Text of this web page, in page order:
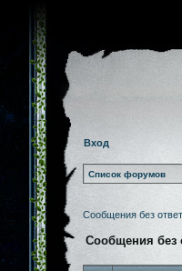
Вход
Список форумов
Сообщения без
Сообщения без